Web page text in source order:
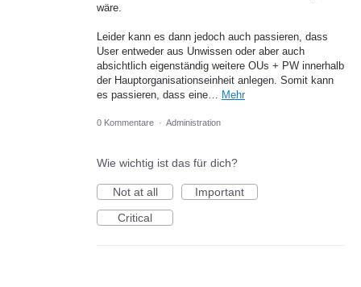
wäre.
Leider kann es dann jedoch auch passieren, dass
User entweder aus Unwissen oder aber auch
absichtlich eigenständig weitere OUs + PW innerhalb
der Hauptorganisationseinheit anlegen. Somit kann
es passieren, dass eine…
Mehr
0 Kommentare · Administration
Wie wichtig ist das für dich?
Not at all
Important
Critical